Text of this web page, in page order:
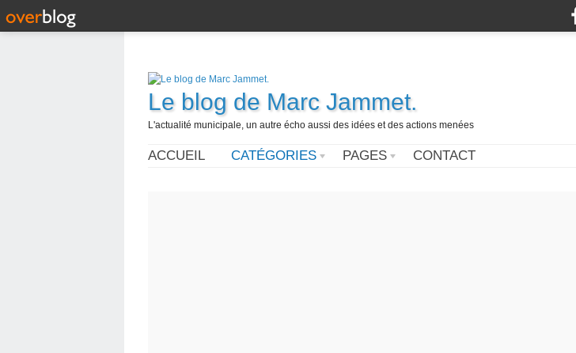
Le blog de Marc Jammet.
L'actualité municipale, un autre écho aussi des idées et des actions menées
ACCUEIL CATÉGORIES PAGES CONTACT